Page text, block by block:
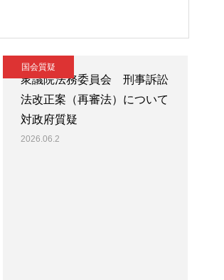
国会質疑
衆議院法務委員会 刑事訴訟
法改正案（再審法）について
対政府質疑
2026.06.2